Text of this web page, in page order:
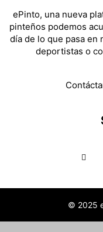
ePinto, una nueva
pinteños podemos
día de lo que pasa en
deportistas o
© 2025